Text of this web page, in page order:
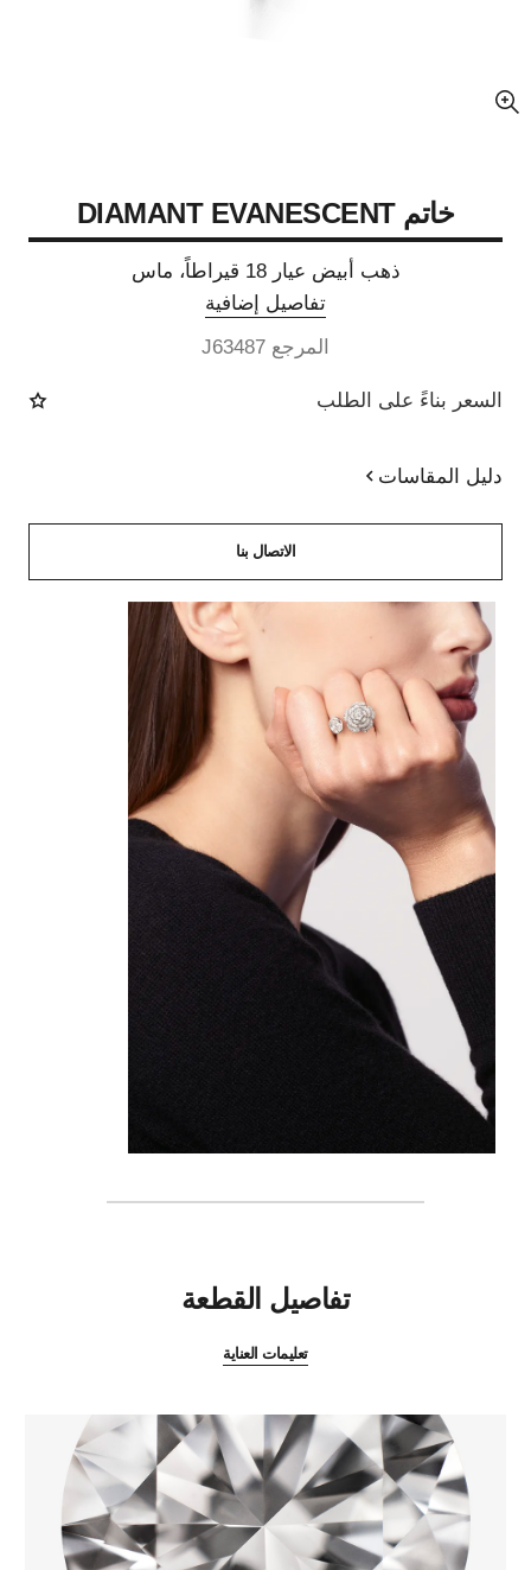
عرض مكبّر عن الصورة
خاتم DIAMANT EVANESCENT
ذهب أبيض عيار 18 قيراطاً، ماس
تفاصيل إضافية
المرجع J63487
السعر بناءً على الطلب
دليل المقاسات
الاتصال بنا
تفاصيل القطعة
تعليمات العناية